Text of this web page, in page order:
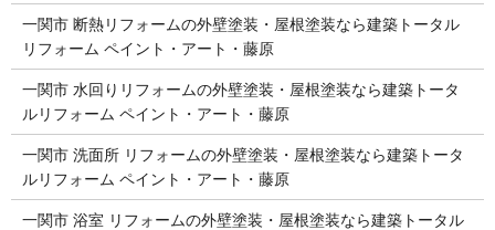
一関市 断熱リフォームの外壁塗装・屋根塗装なら建築トータル
リフォーム ペイント・アート・藤原
一関市 水回りリフォームの外壁塗装・屋根塗装なら建築トータ
ルリフォーム ペイント・アート・藤原
一関市 洗面所 リフォームの外壁塗装・屋根塗装なら建築トータ
ルリフォーム ペイント・アート・藤原
一関市 浴室 リフォームの外壁塗装・屋根塗装なら建築トータル